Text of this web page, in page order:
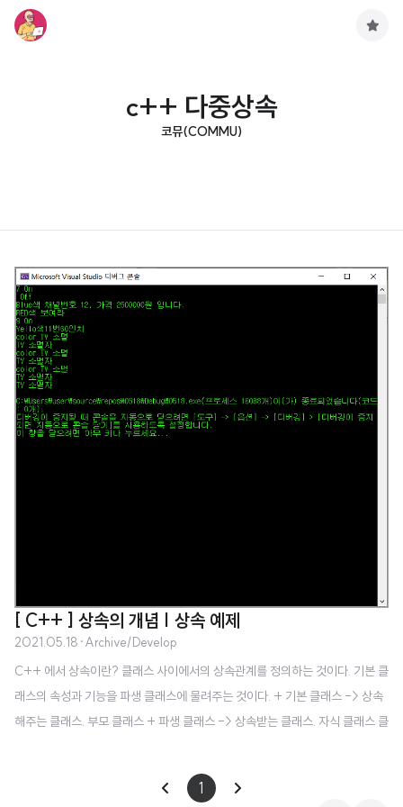
c++ 다중상속
코뮤(COMMU)
[ C++ ] 상속의 개념 | 상속 예제
2021.05.18 ·Archive/Develop
C++ 에서 상속이란? 클래스 사이에서의 상속관계를 정의하는 것이다. 기본 클
래스의 속성과 기능을 파생 클래스에 물려주는 것이다. + 기본 클래스 -> 상속
해주는 클래스. 부모 클래스 + 파생 클래스 -> 상속받는 클래스. 자식 클래스 클
분류 및 관리 용이 상속관계의 생성자와 소멸자 실행 질문 1: 파생 클래스의 객
체가 새엇ㅇ될 때 파생 클래스의 생성자와 기본 클래스의 생성자가 모두 실행되
1
구